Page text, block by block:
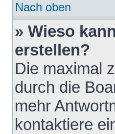
Nach oben
» Wieso
erstellen?
Die maximal
durch die
mehr
kontaktiere